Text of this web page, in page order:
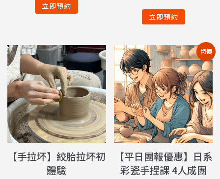
立即預約
立即預約
【手拉坏】絞胎拉坏初
體驗
特價
【平日團報優惠】日系
彩瓷手捏課 4人成團